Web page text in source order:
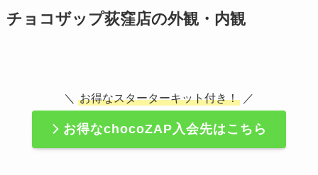
チョコザップ荻窪店の外観・内観
＼ お得なスターターキット付き！ ／
お得なchocoZAP入会先はこちら